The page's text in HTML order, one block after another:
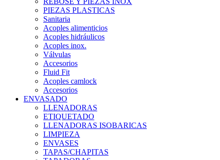
PIEZAS PLASTICAS
Sanitaria
Acoples alimenticios
Acoples hidráulicos
Acoples inox.
Válvulas
Accesorios
Fluid Fit
Acoples camlock
Accesorios
ENVASADO
LLENADORAS
ETIQUETADO
LLENADORAS ISOBARICAS
LIMPIEZA
ENVASES
TAPAS/CHAPITAS